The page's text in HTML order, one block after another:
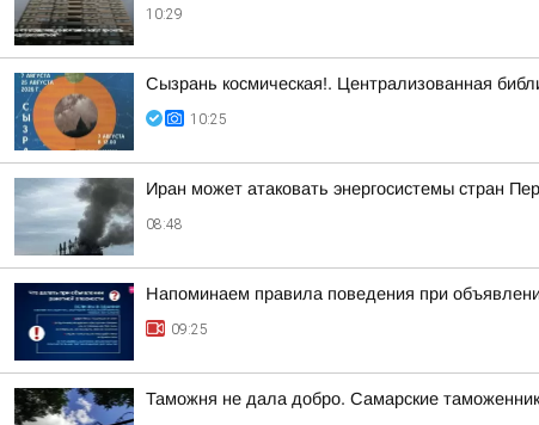
10:29
Сызрань космическая!. Централизованная
10:25
Иран может атаковать энергосистемы стран
08:48
Напоминаем правила поведения при
09:25
Таможня не дала добро. Самарские